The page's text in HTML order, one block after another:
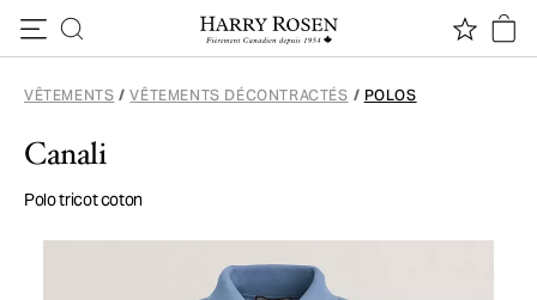
VÊTEMENTS / VÊTEMENTS DÉCONTRACTÉS / POLOS
Canali
Polo tricot coton